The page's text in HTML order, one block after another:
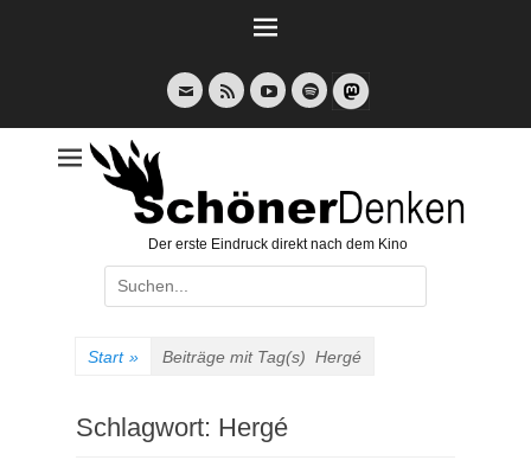
E-
Mail
Feed YouTubeSpotify
Der erste Eindruck direkt nach dem Kino
Suche
nach:
Start » Beiträge mit Tag(s) Hergé
Schlagwort: Hergé